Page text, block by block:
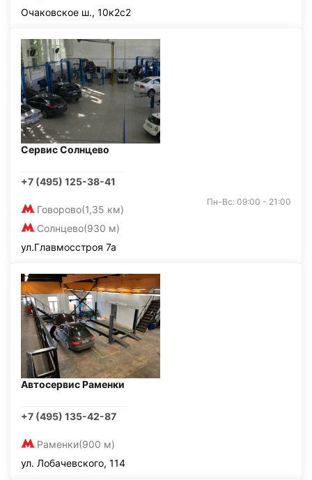
Очаковское ш., 10к2с2
Сервис Солнцево
+7 (495) 125-38-41
Говорово(1,35 км)
Солнцево(930 м)
Пн-Вс: 09:00 - 21:00
ул.Главмосстроя 7а
Автосервис Раменки
+7 (495) 135-42-87
Раменки(900 м)
ул. Лобачевского, 114